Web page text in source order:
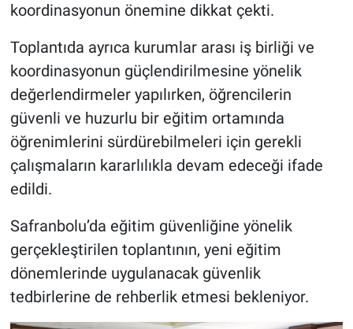
koordinasyonun önemine dikkat çekti.
Toplantıda ayrıca kurumlar arası iş birliği ve
koordinasyonun güçlendirilmesine yönelik
değerlendirmeler yapılırken, öğrencilerin
güvenli ve huzurlu bir eğitim ortamında
öğrenimlerini sürdürebilmeleri için gerekli
çalışmaların kararlılıkla devam edeceği ifade
edildi.
Safranbolu’da eğitim güvenliğine yönelik
gerçekleştirilen toplantının, yeni eğitim
dönemlerinde uygulanacak güvenlik
tedbirlerine de rehberlik etmesi bekleniyor.